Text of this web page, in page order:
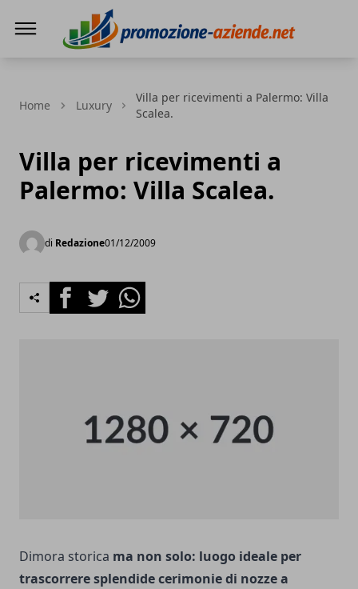
Home Luxury
Villa per ricevimenti a Palermo: Villa
Scalea.
Villa per ricevimenti a
Palermo: Villa Scalea.
di Redazione01/12/2009
FacebookTwitterWhatsapp
Dimora storica ma non solo: luogo ideale per
trascorrere splendide cerimonie di nozze a